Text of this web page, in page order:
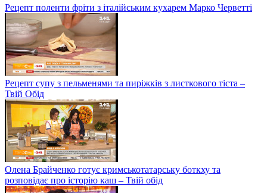
Рецепт поленти фріти з італійським кухарем Марко Черветті
Рецепт супу з пельменями та пиріжків з листкового тіста –
Твій Обід
Олена Брайченко готує кримськотатарську боткху та
розповідає про історію каш – Твій обід